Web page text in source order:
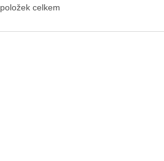
O
l
položek celkem